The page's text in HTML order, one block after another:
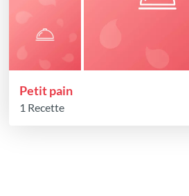
Petit pain
1 Recette